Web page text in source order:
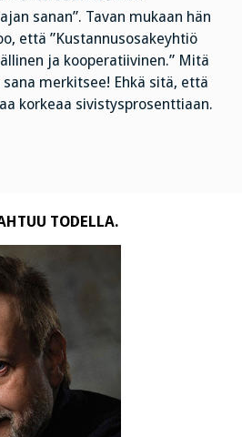
sanan”. Tavan mukaan hän
että ”Kustannusosakeyhtiö
ja kooperatiivinen.” Mitä
merkitsee! Ehkä sitä, että
korkeaa sivistysprosenttiaan.
TODELLA.